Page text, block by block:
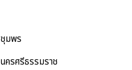
ชุมพร
นครศรีธรรมราช